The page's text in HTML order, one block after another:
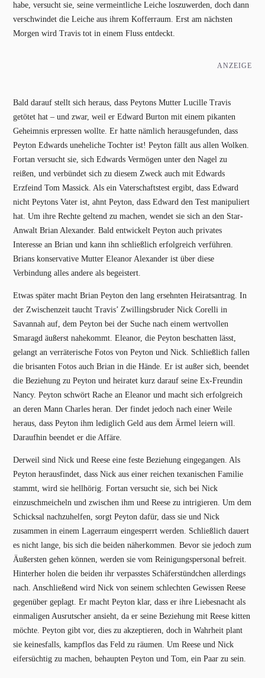
habe, versucht sie, seine vermeintliche Leiche loszuwerden, doch dann
verschwindet die Leiche aus ihrem Kofferraum. Erst am nächsten
Morgen wird Travis tot in einem Fluss entdeckt.
ANZEIGE
Bald darauf stellt sich heraus, dass Peytons Mutter Lucille Travis
getötet hat – und zwar, weil er Edward Burton mit einem pikanten
Geheimnis erpressen wollte. Er hatte nämlich herausgefunden, dass
Peyton Edwards uneheliche Tochter ist! Peyton fällt aus allen Wolken.
Fortan versucht sie, sich Edwards Vermögen unter den Nagel zu
reißen, und verbündet sich zu diesem Zweck auch mit Edwards
Erzfeind Tom Massick. Als ein Vaterschaftstest ergibt, dass Edward
nicht Peytons Vater ist, ahnt Peyton, dass Edward den Test manipuliert
hat. Um ihre Rechte geltend zu machen, wendet sie sich an den Star-
Anwalt Brian Alexander. Bald entwickelt Peyton auch privates
Interesse an Brian und kann ihn schließlich erfolgreich verführen.
Brians konservative Mutter Eleanor Alexander ist über diese
Verbindung alles andere als begeistert.
Etwas später macht Brian Peyton den lang ersehnten Heiratsantrag. In
der Zwischenzeit taucht Travis’ Zwillingsbruder Nick Corelli in
Savannah auf, dem Peyton bei der Suche nach einem wertvollen
Smaragd äußerst nahekommt. Eleanor, die Peyton beschatten lässt,
gelangt an verräterische Fotos von Peyton und Nick. Schließlich fallen
die brisanten Fotos auch Brian in die Hände. Er ist außer sich, beendet
die Beziehung zu Peyton und heiratet kurz darauf seine Ex-Freundin
Nancy. Peyton schwört Rache an Eleanor und macht sich erfolgreich
an deren Mann Charles heran. Der findet jedoch nach einer Weile
heraus, dass Peyton ihm lediglich Geld aus dem Ärmel leiern will.
Daraufhin beendet er die Affäre.
Derweil sind Nick und Reese eine feste Beziehung eingegangen. Als
Peyton herausfindet, dass Nick aus einer reichen texanischen Familie
stammt, wird sie hellhörig. Fortan versucht sie, sich bei Nick
einzuschmeicheln und zwischen ihm und Reese zu intrigieren. Um dem
Schicksal nachzuhelfen, sorgt Peyton dafür, dass sie und Nick
zusammen in einem Lagerraum eingesperrt werden. Schließlich dauert
es nicht lange, bis sich die beiden näherkommen. Bevor sie jedoch zum
Äußersten gehen können, werden sie vom Reinigungspersonal befreit.
Hinterher holen die beiden ihr verpasstes Schäferstündchen allerdings
nach. Anschließend wird Nick von seinem schlechten Gewissen Reese
gegenüber geplagt. Er macht Peyton klar, dass er ihre Liebesnacht als
einmaligen Ausrutscher ansieht, da er seine Beziehung mit Reese kitten
möchte. Peyton gibt vor, dies zu akzeptieren, doch in Wahrheit plant
sie keinesfalls, kampflos das Feld zu räumen. Um Reese und Nick
eifersüchtig zu machen, behaupten Peyton und Tom, ein Paar zu sein.